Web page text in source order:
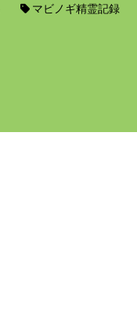
マビノギ精霊記録